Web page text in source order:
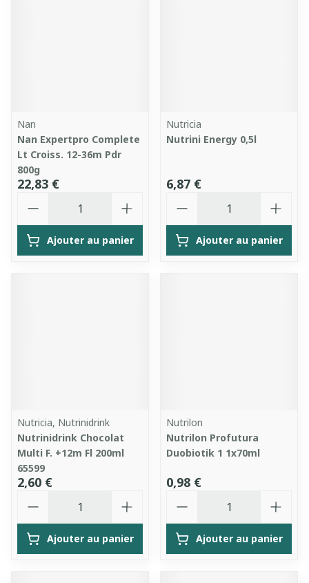
Nan
Nan Expertpro Complete
Lt Croiss. 12-36m Pdr
800g
22,83 €
Ajouter au panier
Nutricia
Nutrini Energy 0,5l
6,87 €
Ajouter au panier
Nutricia, Nutrinidrink
Nutrinidrink Chocolat
Multi F. +12m Fl 200ml
65599
2,60 €
Ajouter au panier
Nutrilon
Nutrilon Profutura
Duobiotik 1 1x70ml
0,98 €
Ajouter au panier